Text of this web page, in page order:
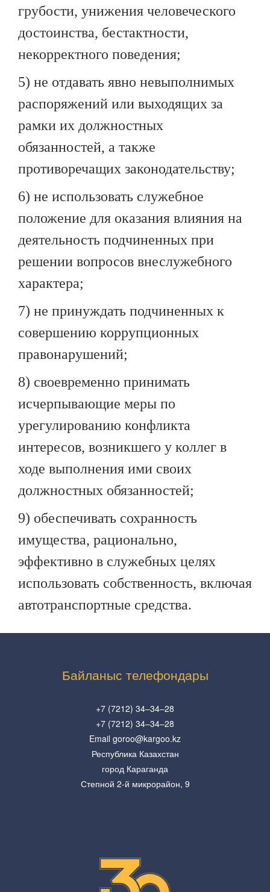
грубости, унижения человеческого
достоинства, бестактности,
некорректного поведения;
5) не отдавать явно невыполнимых
распоряжений или выходящих за
рамки их должностных
обязанностей, а также
противоречащих законодательству;
6) не использовать служебное
положение для оказания влияния на
деятельность подчиненных при
решении вопросов внеслужебного
характера;
7) не принуждать подчиненных к
совершению коррупционных
правонарушений;
8) своевременно принимать
исчерпывающие меры по
урегулированию конфликта
интересов, возникшего у коллег в
ходе выполнения ими своих
должностных обязанностей;
9) обеспечивать сохранность
имущества, рационально,
эффективно в служебных целях
использовать собственность, включая
автотранспортные средства.
Байланыс телефондары
+7 (7212) 34–34–28
+7 (7212) 34–34–28
Email goroo@kargoo.kz
Республика Казахстан
город Караганда
Степной 2-й микрорайон, 9